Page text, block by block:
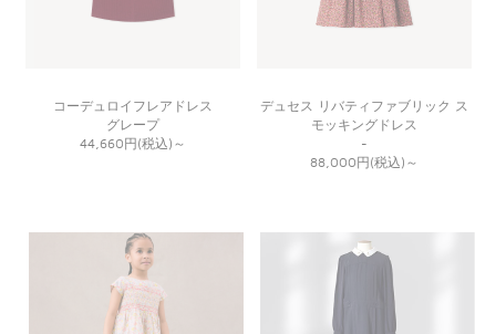
コーデュロイフレアドレス
グレープ
44,660円(税込) ～
デュセス リバティファブリック ス
モッキングドレス
-
88,000円(税込) ～